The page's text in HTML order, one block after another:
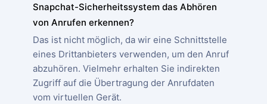
Snapchat-Sicherheitssystem das Abhören
von Anrufen erkennen?
Das ist nicht möglich, da wir eine Schnittstelle
eines Drittanbieters verwenden, um den Anruf
abzuhören. Vielmehr erhalten Sie indirekten
Zugriff auf die Übertragung der Anrufdaten
vom virtuellen Gerät.